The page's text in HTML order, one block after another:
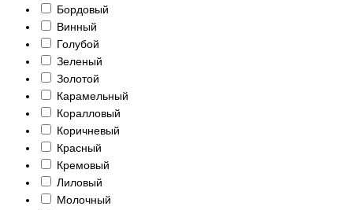
Бордовый
Винный
Голубой
Зеленый
Золотой
Карамельный
Коралловый
Коричневый
Красный
Кремовый
Лиловый
Молочный